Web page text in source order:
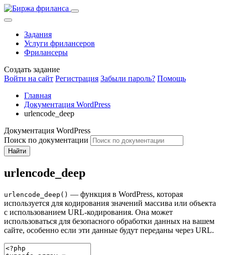
Задания
Услуги фрилансеров
Фрилансеры
Создать задание
Войти на сайт Регистрация Забыли пароль? Помощь
Главная
Документация WordPress
urlencode_deep
Документация WordPress
Поиск по документации
Найти
urlencode_deep
urlencode_deep() — функция в WordPress, которая
используется для кодирования значений массива или объекта
с использованием URL-кодирования. Она может
использоваться для безопасного обработки данных на вашем
сайте, особенно если эти данные будут переданы через URL.